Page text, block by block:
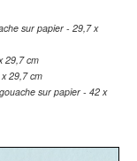
sur papier - 29,7 x
29,7 cm
29,7 cm
sur papier - 42 x